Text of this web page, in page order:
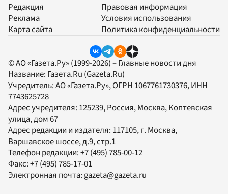
Редакция
Реклама
Карта сайта
Правовая информация
Условия использования
Политика конфиденциальности
© АО «Газета.Ру» (1999-2026) – Главные новости дня
Название: Газета.Ru (Gazeta.Ru)
Учредитель:АО «Газета.Ру», ОГРН 1067761730376, ИНН
7743625728
Адрес учредителя: 125239, Россия, Москва, Коптевская
улица, дом 67
Адрес редакции и издателя: 117105, г. Москва,
Варшавское шоссе, д.9, стр.1
Телефон редакции:+7 (495) 785-00-12
Факс:+7 (495) 785-17-01
Электронная почта: gazeta@gazeta.ru